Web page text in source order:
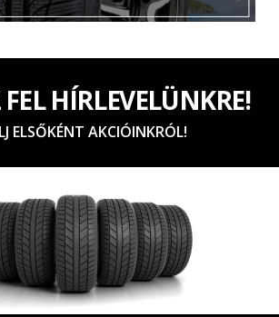
HÍRLEVELÜNKRE!
ELSŐKÉNT AKCIÓINKRÓL!